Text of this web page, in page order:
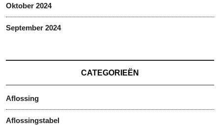
Oktober 2024
September 2024
CATEGORIEËN
Aflossing
Aflossingstabel